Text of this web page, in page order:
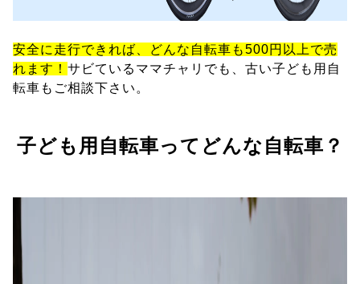
安全に走行できれば、どんな自転車も500円以上で売
れます！ サビているママチャリでも、古い子ども用自
転車もご相談下さい。
子ども用自転車ってどんな自転車？